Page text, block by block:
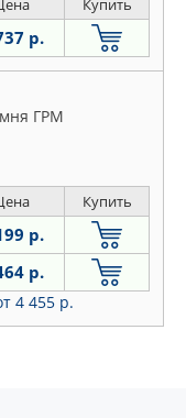
Купить
р.
ГРМ
Купить
р.
р.
4 455 р.